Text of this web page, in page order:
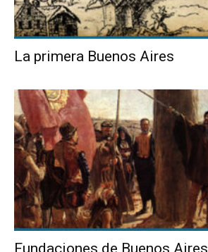
La primera Buenos Aires